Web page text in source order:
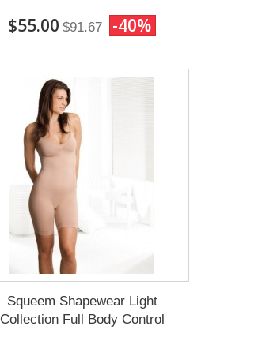
$55.00 $91.67 -40%
Squeem Shapewear Light
Collection Full Body Control